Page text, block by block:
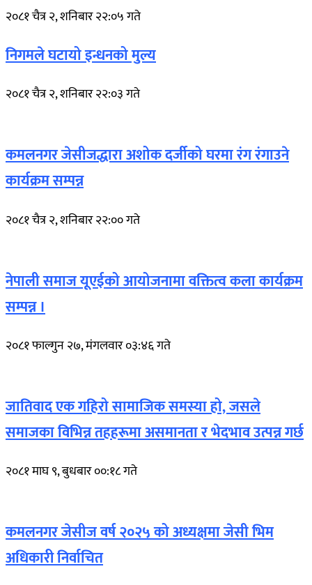
२०८१ चैत्र २, शनिबार २२:०५ गते
निगमले घटायो इन्धनको मुल्य
२०८१ चैत्र २, शनिबार २२:०३ गते
कमलनगर जेसीजद्धारा अशोक दर्जीको घरमा रंग रंगाउने
कार्यक्रम सम्पन्न
२०८१ चैत्र २, शनिबार २२:०० गते
नेपाली समाज यूएईको आयोजनामा वक्तित्व कला कार्यक्रम
सम्पन्न ।
२०८१ फाल्गुन २७, मंगलवार ०३:४६ गते
जातिवाद एक गहिरो सामाजिक समस्या हो, जसले
समाजका विभिन्न तहहरूमा असमानता र भेदभाव उत्पन्न गर्छ
२०८१ माघ ९, बुधबार ००:१८ गते
कमलनगर जेसीज वर्ष २०२५ को अध्यक्षमा जेसी भिम
अधिकारी निर्वाचित